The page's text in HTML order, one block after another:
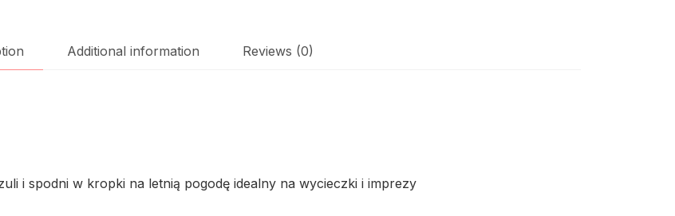
Additional information Reviews (0)
i spodni w kropki na letnią pogodę idealny na wycieczki i imprezy